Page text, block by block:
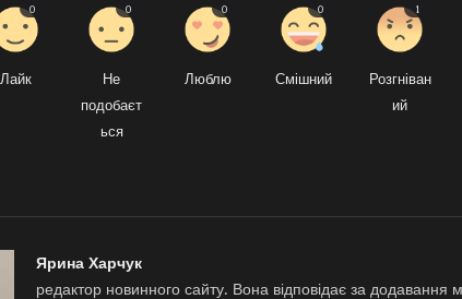
Лайк
0
Не
подобаєт
ься
0
Люблю
0
Смішний
0
Розгніван
ий
1
Ярина Харчук
редактор новинного сайту. Вона відповідає за додавання